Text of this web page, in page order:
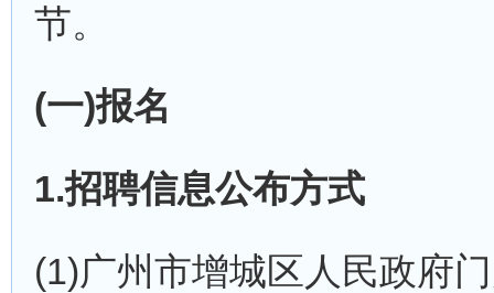
节。
(一)报名
1.招聘信息公布方式
(1)广州市增城区人民政府